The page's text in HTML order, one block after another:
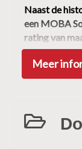
Volledig
Zij
Naast de
een MOBA
rating van
Deze Skoda
Selection;
✔
Meer